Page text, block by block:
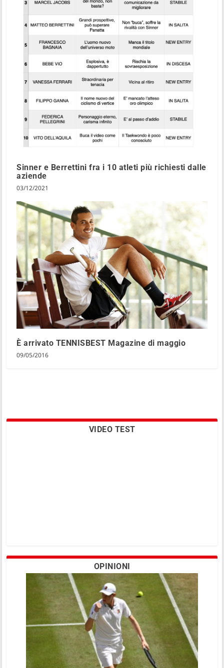
Sinner e Berrettini fra i 10 atleti più richiesti dalle
aziende
03/12/2021
È arrivato TENNISBEST Magazine di maggio
09/05/2016
VIDEO TEST
OPINIONI